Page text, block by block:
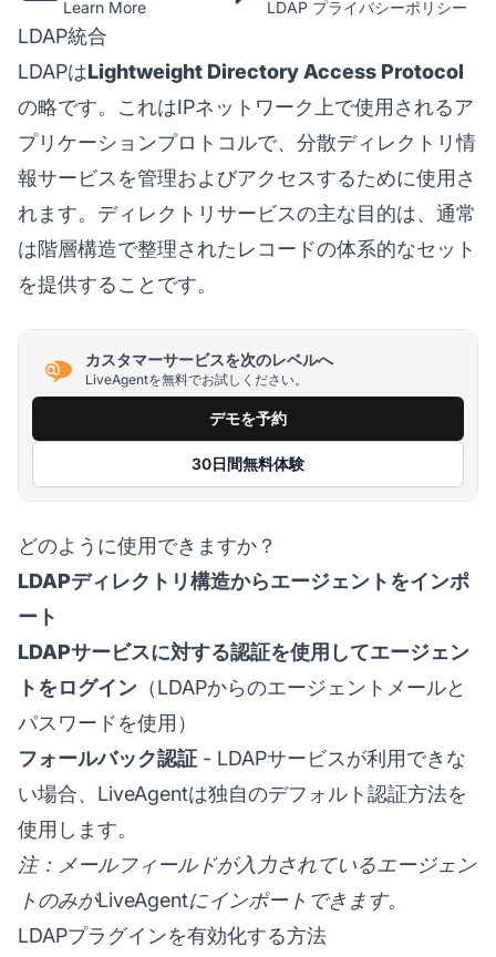
Learn More
LDAP プライバシーポリシー
LDAP統合
LDAPはLightweight Directory Access Protocol
の略です。これはIPネットワーク上で使用されるア
プリケーションプロトコルで、分散ディレクトリ情
報サービスを管理およびアクセスするために使用さ
れます。ディレクトリサービスの主な目的は、通常
は階層構造で整理されたレコードの体系的なセット
を提供することです。
カスタマーサービスを次のレベルへ
LiveAgentを無料でお試しください。
デモを予約
30日間無料体験
どのように使用できますか？
LDAPディレクトリ構造からエージェントをインポ
ート
LDAPサービスに対する認証を使用してエージェン
トをログイン （LDAPからのエージェントメールと
パスワードを使用）
フォールバック認証 - LDAPサービスが利用できな
い場合、LiveAgentは独自のデフォルト認証方法を
使用します。
注：メールフィールドが入力されているエージェン
トのみがLiveAgentにインポートできます。
LDAPプラグインを有効化する方法